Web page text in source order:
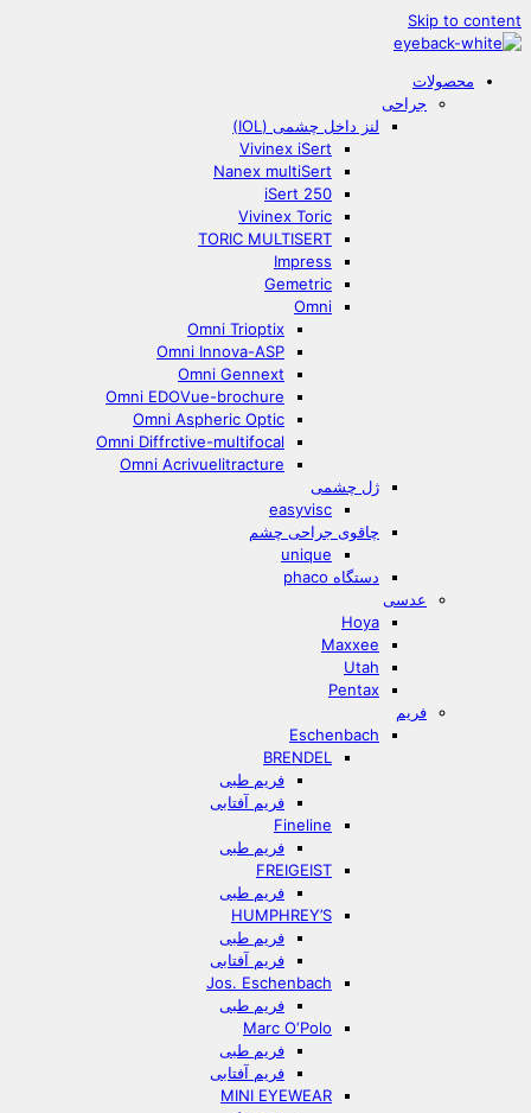
Skip to content
محصولات
جراحی
لنز داخل چشمی (IOL)
Vivinex iSert
Nanex multiSert
iSert 250
Vivinex Toric
TORIC MULTISERT
Impress
Gemetric
Omni
Omni Trioptix
Omni Innova-ASP
Omni Gennext
Omni EDOVue-brochure
Omni Aspheric Optic
Omni Diffrctive-multifocal
Omni Acrivuelitracture
ژل چشمی
easyvisc
چاقوی جراحی چشم
unique
دستگاه phaco
عدسی
Hoya
Maxxee
Utah
Pentax
فریم
Eschenbach
BRENDEL
فریم طبی
فریم آفتابی
Fineline
فریم طبی
FREIGEIST
فریم طبی
HUMPHREY’S
فریم طبی
فریم آفتابی
Jos. Eschenbach
فریم طبی
Marc O‘Polo
فریم طبی
فریم آفتابی
MINI EYEWEAR